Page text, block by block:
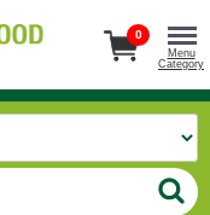
0
Menu
Category